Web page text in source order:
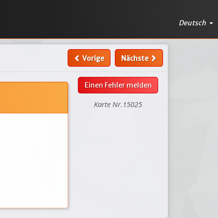
Deutsch
Vorige Nächste
Einen Fehler melden
Karte Nr.15025